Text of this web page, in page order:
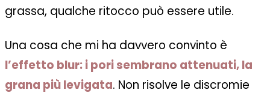
grassa, qualche ritocco può essere utile.
Una cosa che mi ha davvero convinto è
l’effetto blur: i pori sembrano attenuati, la
grana più levigata. Non risolve le discromie